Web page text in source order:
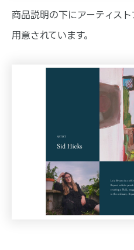
商品説明の下にアーティス
用意されています。